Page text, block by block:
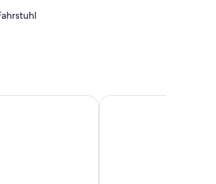
Linz boulderbar hotel linz